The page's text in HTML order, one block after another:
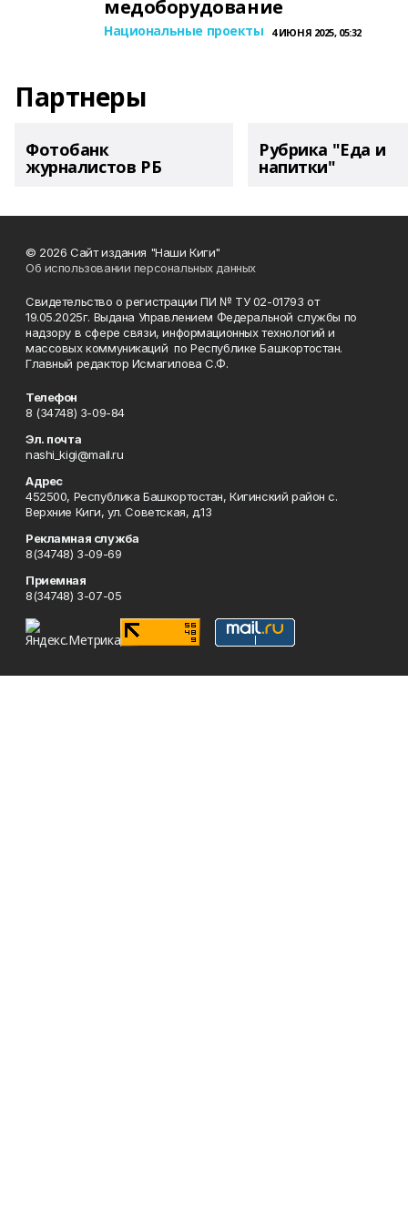
медоборудование
Национальные проекты 4 ИЮНЯ 2025, 05:32
Партнеры
Фотобанк
журналистов РБ
Рубрика "Еда и
напитки"
© 2026 Сайт издания "Наши Киги"
Об использовании персональных данных
Свидетельство о регистрации ПИ № ТУ 02-01793 от
19.05.2025г. Выдана Управлением Федеральной службы по
надзору в сфере связи, информационных технологий и
массовых коммуникаций по Республике Башкортостан.
Главный редактор Исмагилова С.Ф.
Телефон
8 (34748) 3-09-84
Эл. почта
nashi_kigi@mail.ru
Адрес
452500, Республика Башкортостан, Кигинский район с.
Верхние Киги, ул. Советская, д.13
Рекламная служба
8(34748) 3-09-69
Приемная
8(34748) 3-07-05